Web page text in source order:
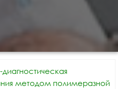
диагностическая
методом полимеразной